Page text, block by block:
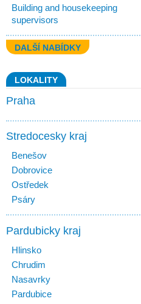
Building and housekeeping
supervisors
DALŠÍ NABÍDKY
LOKALITY
Praha
Stredocesky kraj
Benešov
Dobrovice
Ostředek
Psáry
Pardubicky kraj
Hlinsko
Chrudim
Nasavrky
Pardubice